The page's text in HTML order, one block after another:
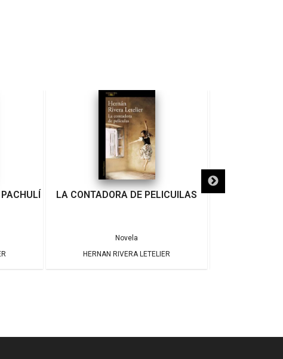
LA CONTADORA DE PELICUILAS
Novela
HERNAN RIVERA LETELIER
HISTORIA DE